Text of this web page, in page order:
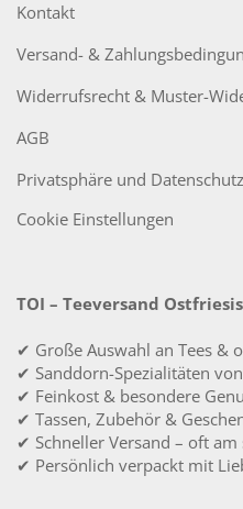
Kontakt
Versand- &
Widerrufsrecht & Muster-
AGB
Privatsphäre und Datenschutz
Cookie Einstellungen
TOI – Teeversand
✔ Große Auswahl an Tees &
✔ Sanddorn-Spezialitäten
✔ Feinkost & besondere
✔ Tassen, Zubehör &
✔ Schneller Versand – oft am
✔ Persönlich verpackt mit